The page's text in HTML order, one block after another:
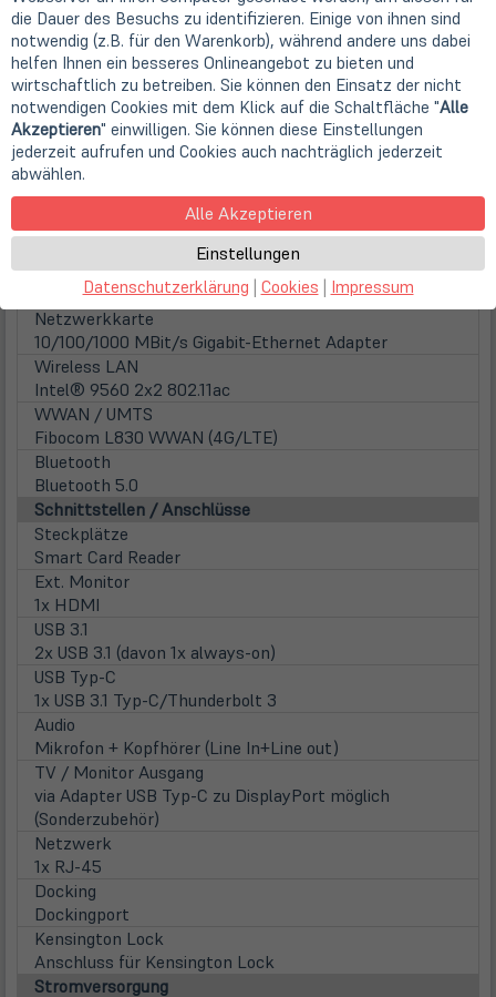
64 GB DDR4 (auf 2 Steckplätzen)
Festplatten / Laufwerke
1. Festplatte
256GB SSD M.2 PCIe/NVMe
Festplattentyp
Solid State Disk
Optisches Laufwerk
nicht vorhanden
Audio
HD Audio, Bang & Olufson Stereo Lautsprecher, Dual
array Mikrofon
Netzwerk- und Funkverbindungen
Netzwerkkarte
10/100/1000 MBit/s Gigabit-Ethernet Adapter
Wireless LAN
Intel® 9560 2x2 802.11ac
WWAN / UMTS
Fibocom L830 WWAN (4G/LTE)
Bluetooth
Bluetooth 5.0
Schnittstellen / Anschlüsse
Steckplätze
Smart Card Reader
Ext. Monitor
1x HDMI
USB 3.1
2x USB 3.1 (davon 1x always-on)
USB Typ-C
1x USB 3.1 Typ-C/Thunderbolt 3
Audio
Mikrofon + Kopfhörer (Line In+Line out)
TV / Monitor Ausgang
via Adapter USB Typ-C zu DisplayPort möglich
(Sonderzubehör)
Netzwerk
1x RJ-45
Docking
Dockingport
Kensington Lock
Anschluss für Kensington Lock
Stromversorgung
die Dauer des Besuchs zu identifizieren. Einige von ihnen sind
notwendig (z.B. für den Warenkorb), während andere uns dabei
helfen Ihnen ein besseres Onlineangebot zu bieten und
wirtschaftlich zu betreiben. Sie können den Einsatz der nicht
notwendigen Cookies mit dem Klick auf die Schaltfläche "Alle
Akzeptieren" einwilligen. Sie können diese Einstellungen
jederzeit aufrufen und Cookies auch nachträglich jederzeit
abwählen.
Alle Akzeptieren
Einstellungen
Datenschutzerklärung | Cookies | Impressum